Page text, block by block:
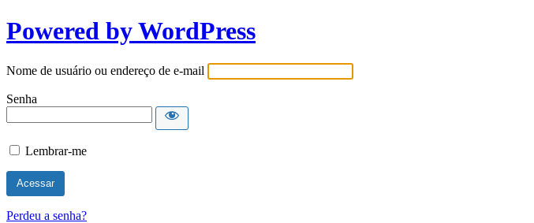
Powered by WordPress
Nome de usuário ou endereço de e-mail
Senha
Lembrar-me
Perdeu a senha?